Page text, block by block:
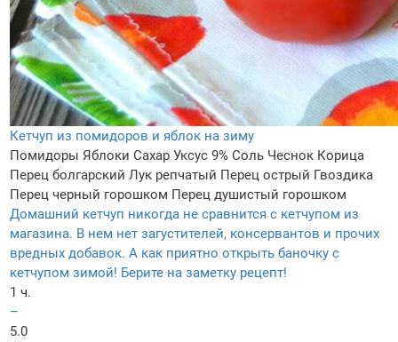
Кетчуп из помидоров и яблок на зиму
Помидоры Яблоки Сахар Уксус 9% Соль Чеснок Корица
Перец болгарский Лук репчатый Перец острый Гвоздика
Перец черный горошком Перец душистый горошком
Домашний кетчуп никогда не сравнится с кетчупом из
магазина. В нем нет загустителей, консервантов и прочих
вредных добавок. А как приятно открыть баночку с
кетчупом зимой! Берите на заметку рецепт!
1 ч.
–
5.0